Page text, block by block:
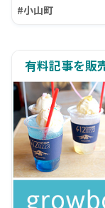
#小山町
有料記事を販